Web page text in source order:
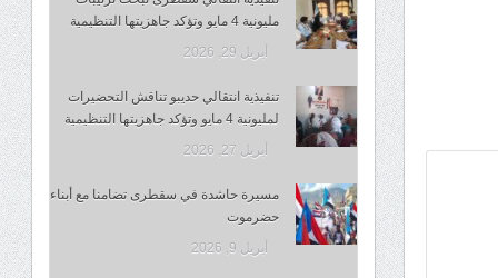
مليونية 4 مايو وتؤكد جاهزيتها التنظيمية
أبريل 29, 2026
تنفيذية انتقالي حديبو تناقش التحضيرات
لمليونية 4 مايو وتؤكد جاهزيتها التنظيمية
أبريل 27, 2026
مسيرة حاشدة في سقطرى تضامنا مع أبناء
حضرموت
أبريل 9, 2026